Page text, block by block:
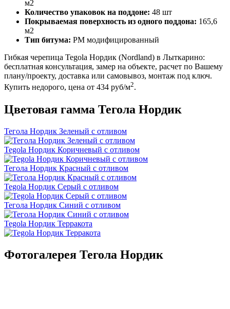
м2
Количество упаковок на поддоне: 48 шт
Покрываемая поверхность из одного поддона: 165,6
м2
Тип битума: PM модифицированный
Гибкая черепица Tegola Нордик (Nordland) в Лыткарино:
бесплатная консультация, замер на объекте, расчет по Вашему
плану/проекту, доставка или самовывоз, монтаж под ключ.
Купить недорого, цена от 434 руб/м2.
Цветовая гамма Тегола Нордик
Тегола Нордик Зеленый с отливом
Tegola Нордик Коричневый с отливом
Тегола Нордик Красный с отливом
Tegola Нордик Серый с отливом
Тегола Нордик Синий с отливом
Tegola Нордик Терракота
Фотогалерея Тегола Нордик